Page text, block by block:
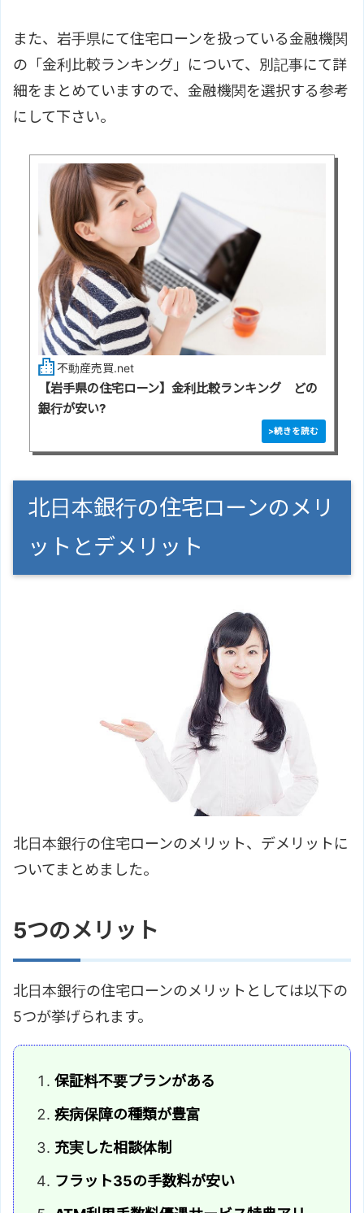
また、岩手県にて住宅ローンを扱っている金融機関
の「金利比較ランキング」について、別記事にて詳
細をまとめていますので、金融機関を選択する参考
にして下さい。
不動産売買.net
【岩手県の住宅ローン】金利比較ランキング どの
銀行が安い?
北日本銀行の住宅ローンのメリ
ットとデメリット
北日本銀行の住宅ローンのメリット、デメリットに
ついてまとめました。
5つのメリット
北日本銀行の住宅ローンのメリットとしては以下の
5つが挙げられます。
保証料不要プランがある
疾病保障の種類が豊富
充実した相談体制
フラット35の手数料が安い